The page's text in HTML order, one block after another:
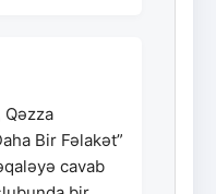
Bir Fəlakət”
cavab